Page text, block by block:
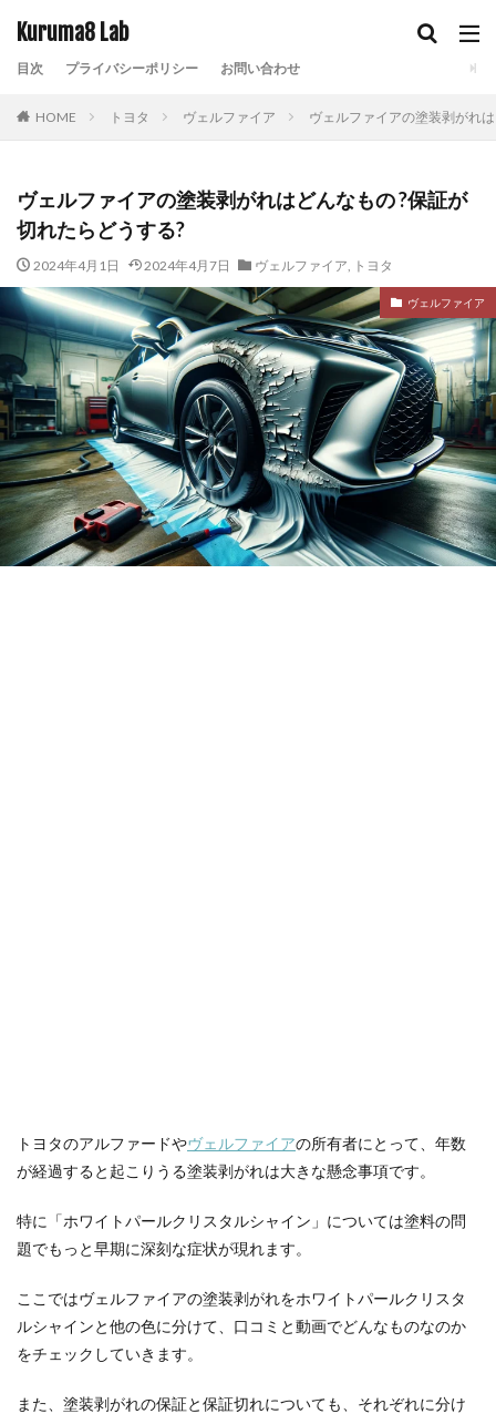
Kuruma8 Lab
目次 プライバシーポリシー お問い合わせ
HOME トヨタ ヴェルファイア ヴェルファイアの塗装剥がれ
ヴェルファイアの塗装剥がれはどんなもの ?保証が
切れたらどうする?
2024年4月1日 2024年4月7日 ヴェルファイア, トヨタ
ヴェルファイア
トヨタのアルファードやヴェルファイアの所有者にとって、年数
が経過すると起こりうる塗装剥がれは大きな懸念事項です。
特に「ホワイトパールクリスタルシャイン」については塗料の問
題でもっと早期に深刻な症状が現れます。
ここではヴェルファイアの塗装剥がれをホワイトパールクリスタ
ルシャインと他の色に分けて、口コミと動画でどんなものなのか
をチェックしていきます。
また、塗装剥がれの保証と保証切れについても、それぞれに分け